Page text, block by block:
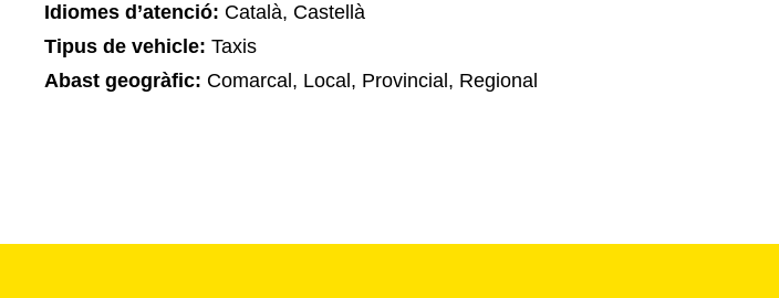
Idiomes d’atenció: Català, Castellà
Tipus de vehicle: Taxis
Abast geogràfic: Comarcal, Local, Provincial, Regional